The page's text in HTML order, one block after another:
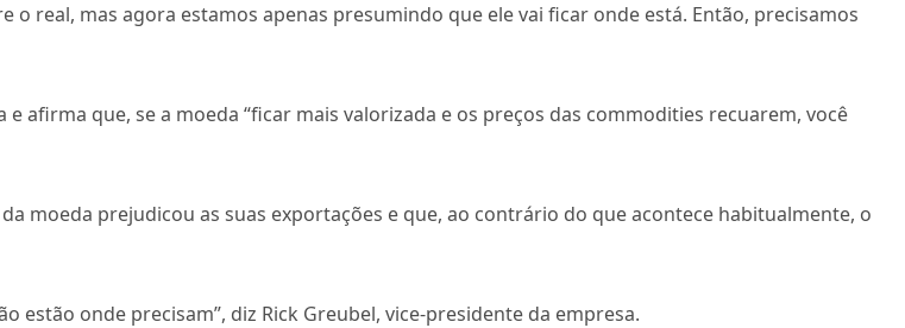
real, mas agora estamos apenas presumindo que ele vai ficar onde está. Então, precisamos
afirma que, se a moeda “ficar mais valorizada e os preços das commodities recuarem, você
moeda prejudicou as suas exportações e que, ao contrário do que acontece habitualmente, o
estão onde precisam”, diz Rick Greubel, vice-presidente da empresa.